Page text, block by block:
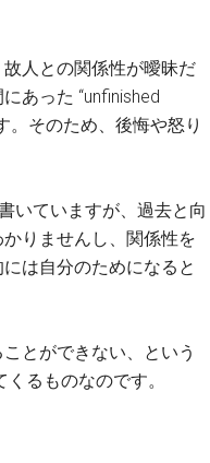
人との関係性が曖昧だ
あった “unfinished
。そのため、後悔や怒り
いていますが、過去と向
りませんし、関係性を
は自分のためになると
とができない、という
るものなのです。